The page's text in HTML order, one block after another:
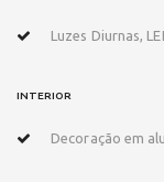
Luzes Diurnas,
INTERIOR
Decoração em